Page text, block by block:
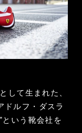
して生まれた、
ドルフ・ダスラ
という靴会社を